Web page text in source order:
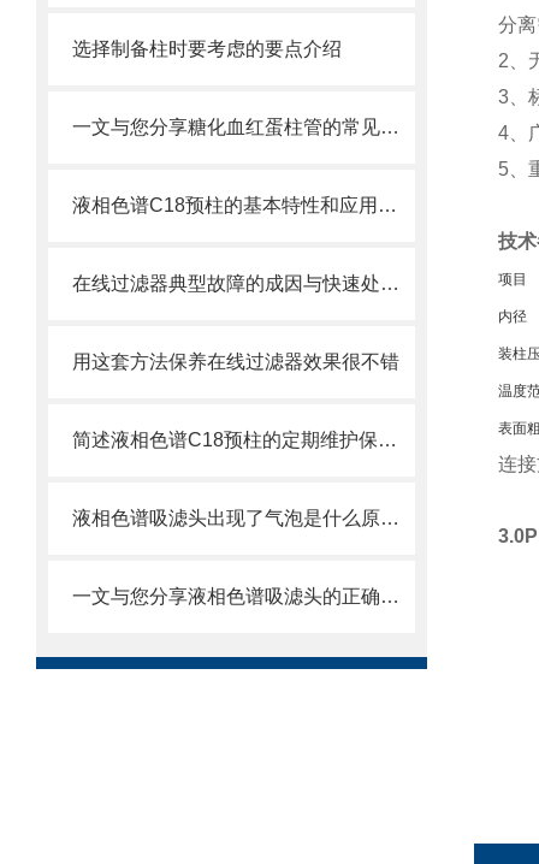
选择制备柱时要考虑的要点介绍
一文与您分享糖化血红蛋柱管的常见故障相应解决方法
液相色谱C18预柱的基本特性和应用分享
在线过滤器典型故障的成因与快速处置方法分享
用这套方法保养在线过滤器效果很不错
简述液相色谱C18预柱的定期维护保养方法
液相色谱吸滤头出现了气泡是什么原因？可能是你的流动相没有脱气
一文与您分享液相色谱吸滤头的正确使用方法
分
2、
3、
4
5、
技
项目
内径
装柱
温度
表面
连